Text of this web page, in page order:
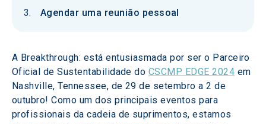
Agendar uma reunião pessoal
A Breakthrough: está entusiasmada por ser o Parceiro
Oficial de Sustentabilidade do CSCMP EDGE 2024 em
Nashville, Tennessee, de 29 de setembro a 2 de
outubro! Como um dos principais eventos para
profissionais da cadeia de suprimentos, estamos